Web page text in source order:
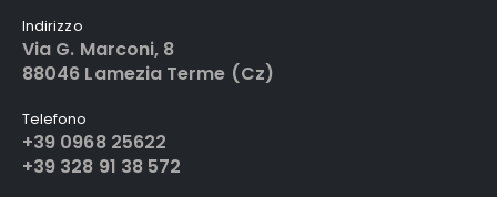
Indirizzo
Via G. Marconi, 8
88046 Lamezia Terme (Cz)
Telefono
+39 0968 25622
+39 328 91 38 572